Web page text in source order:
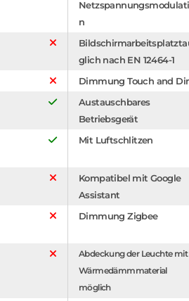
n
glich nach EN 12464-1
Dimmung Touch and
Austauschbares
Betriebsgerät
Mit Luftschlitzen
Kompatibel mit Google
Assistant
Dimmung Zigbee
Abdeckung der Leuchte mit
Wärmedämmmaterial
möglich